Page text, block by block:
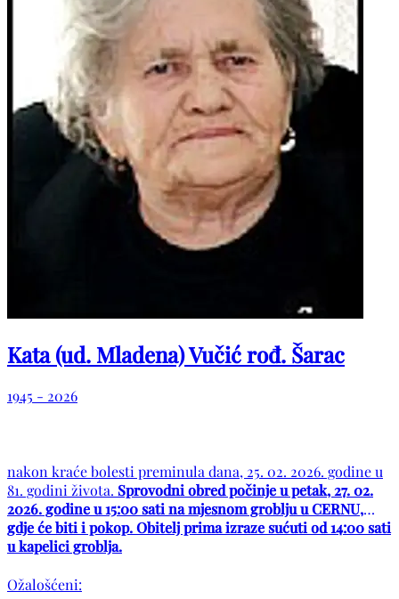
Kata (ud. Mladena) Vučić rođ. Šarac
1945 - 2026
nakon kraće bolesti preminula dana, 25. 02. 2026. godine u
81. godini života. Sprovodni obred počinje u petak, 27. 02.
2026. godine u 15:00 sati na mjesnom groblju u CERNU,
gdje će biti i pokop. Obitelj prima izraze sućuti od 14:00 sati
u kapelici groblja.
Ožalošćeni: